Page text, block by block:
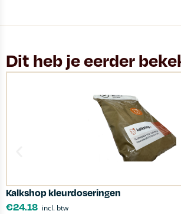
Dit heb je eerder
Kalkshop kleurdoseringen
€24.18 incl. btw